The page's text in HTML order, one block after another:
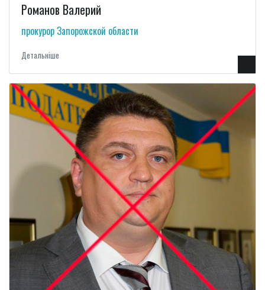
Романов Валерий
прокурор Запорожской области
Детальнiше